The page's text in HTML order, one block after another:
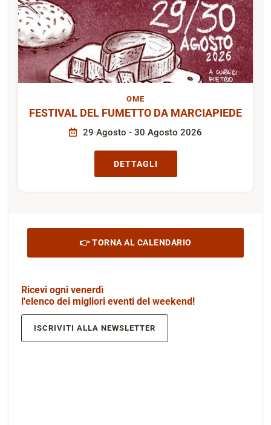
OME
FESTIVAL DEL FUMETTO DA MARCIAPIEDE
29 Agosto - 30 Agosto 2026
DETTAGLI
👉 TORNA AL CALENDARIO
Ricevi ogni venerdì
l'elenco dei migliori eventi del weekend!
ISCRIVITI ALLA NEWSLETTER